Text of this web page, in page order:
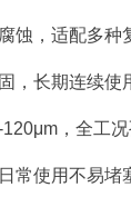
蚀，适配多种
，长期连续使
，全工
常使用不易堵